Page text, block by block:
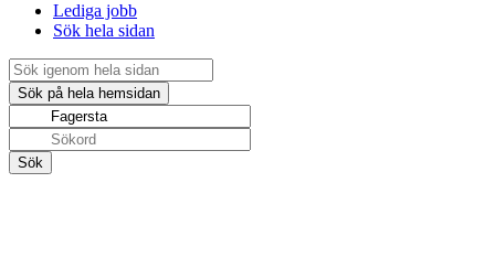
Lediga jobb
Sök hela sidan